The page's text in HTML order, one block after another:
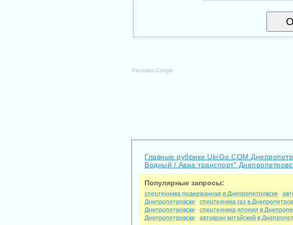
Реклама Google
Главные рубрики UkrGo.COM
Водный / Авиа транспорт"
Популярные запросы:
спецтехника подержанная в Днепропетровске
Днепропетровске
спецтехника газ в
Днепропетровске
спецтехника япония в
Днепропетровске
автокран китайский в